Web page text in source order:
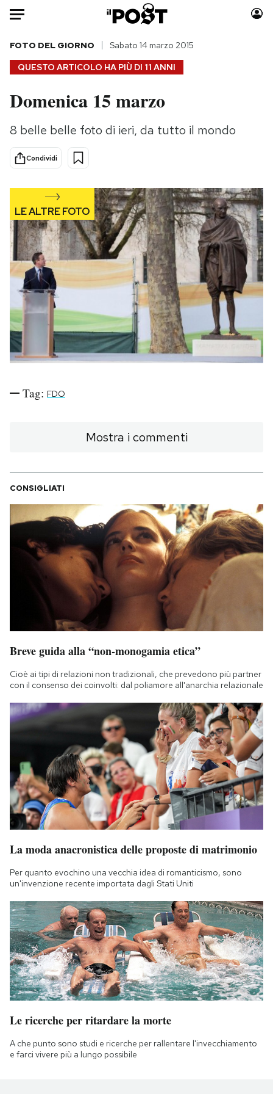
Auto
HOME
Italia
Politica
Tecnologia
Scienza
Cultura
Economia
Sport
Moda
Consumismi
Media
Europa
Altrecose
Mondiali calcio 2026
PODCAST
NEWSLETTER
Area Personale
Newsletter
Notifiche mobile
Regala il Post
Hai bisogno di aiuto?
QUESTO ARTICOLO HA PIÙ DI 11 ANNI
FOTO DEL GIORNO Sabato 14 marzo 2015
Domenica 15 marzo
8 belle belle foto di ieri, da tutto il mondo
Condividi
Tag: FDO
Mostra i commenti
CONSIGLIATI
Breve guida alla “non-monogamia etica”
Cioè ai tipi di relazioni non tradizionali, che prevedono più partner
con il consenso dei coinvolti: dal poliamore all'anarchia relazionale
La moda anacronistica delle proposte di matrimonio
Per quanto evochino una vecchia idea di romanticismo, sono
un'invenzione recente importata dagli Stati Uniti
Le ricerche per ritardare la morte
A che punto sono studi e ricerche per rallentare l'invecchiamento
e farci vivere più a lungo possibile